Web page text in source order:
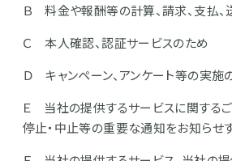
Ｂ 料金や報酬等の計算、請求、支払
Ｃ 本人確認、認証サービスのため
Ｄ キャンペーン、アンケート等の実施
Ｅ 当社の提供するサービスに関する
停止・中止等の重要な通知をお知らせ